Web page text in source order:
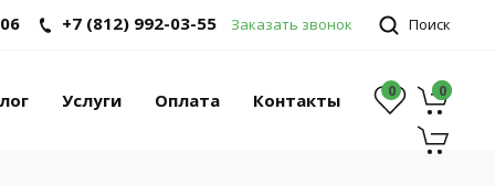
+7 (812) 992-03-55 Заказать звонок Поиск
Услуги Оплата Контакты 0 0
0